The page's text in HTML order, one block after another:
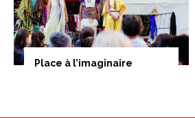
Place à l’imaginaire